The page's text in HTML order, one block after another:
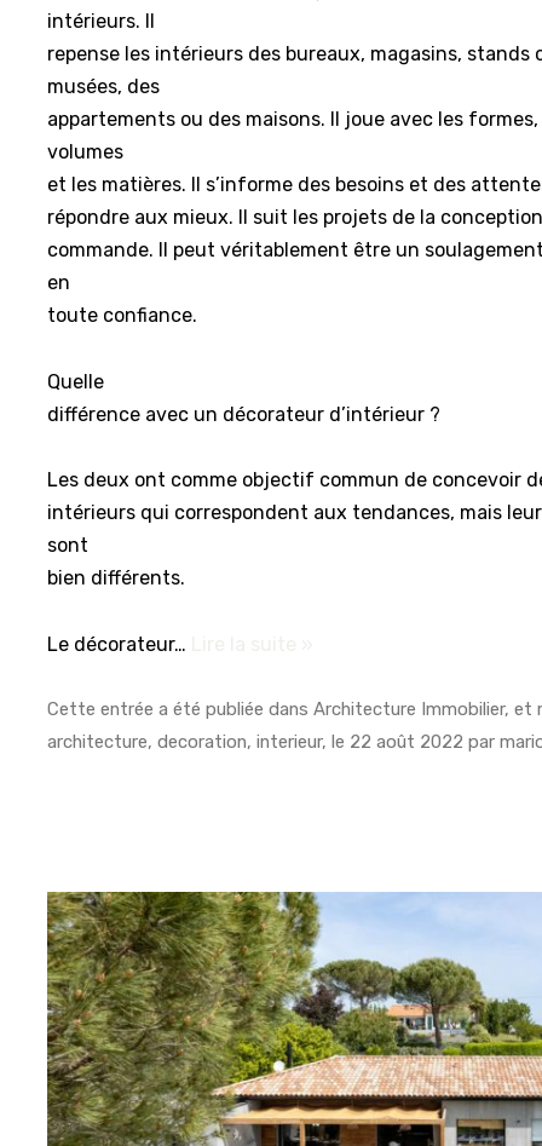
intérieurs. Il
repense les intérieurs des bureaux, magasins, stands
musées, des
appartements ou des maisons. Il joue avec les
volumes
et les matières. Il s’informe des besoins et des
répondre aux mieux. Il suit les projets de la
commande. Il peut véritablement être un
en
toute confiance.
Quelle
différence avec un décorateur d’intérieur ?
Les deux ont comme objectif commun de concevoir
intérieurs qui correspondent aux tendances, mais
sont
bien différents.
Le décorateur…
Cette entrée a été publiée dansArchitecture Immobilier, et
architecture,decoration,interieur, le 22 août 2022 par